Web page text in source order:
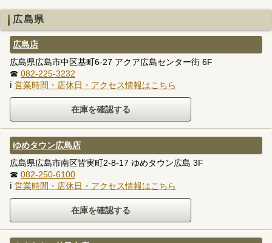
広島県
広島店
広島県広島市中区基町6-27 アクア広島センター街 6F
☎ 082-225-3232
ℹ 営業時間・店休日・アクセス情報はこちら
ゆめタウン広島店
広島県広島市南区皆実町2-8-17 ゆめタウン広島 3F
☎ 082-250-6100
ℹ 営業時間・店休日・アクセス情報はこちら